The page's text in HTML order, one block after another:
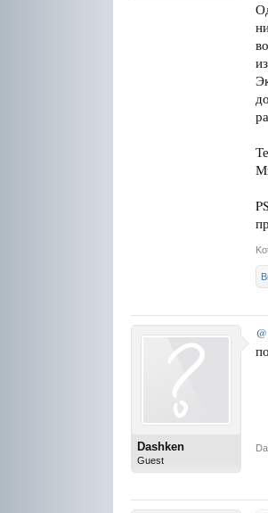
Dashken
Guest